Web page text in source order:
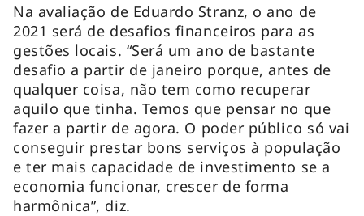
Na avaliação de Eduardo Stranz, o ano de
2021 será de desafios financeiros para as
gestões locais. “Será um ano de bastante
desafio a partir de janeiro porque, antes de
qualquer coisa, não tem como recuperar
aquilo que tinha. Temos que pensar no que
fazer a partir de agora. O poder público só vai
conseguir prestar bons serviços à população
e ter mais capacidade de investimento se a
economia funcionar, crescer de forma
harmônica”, diz.